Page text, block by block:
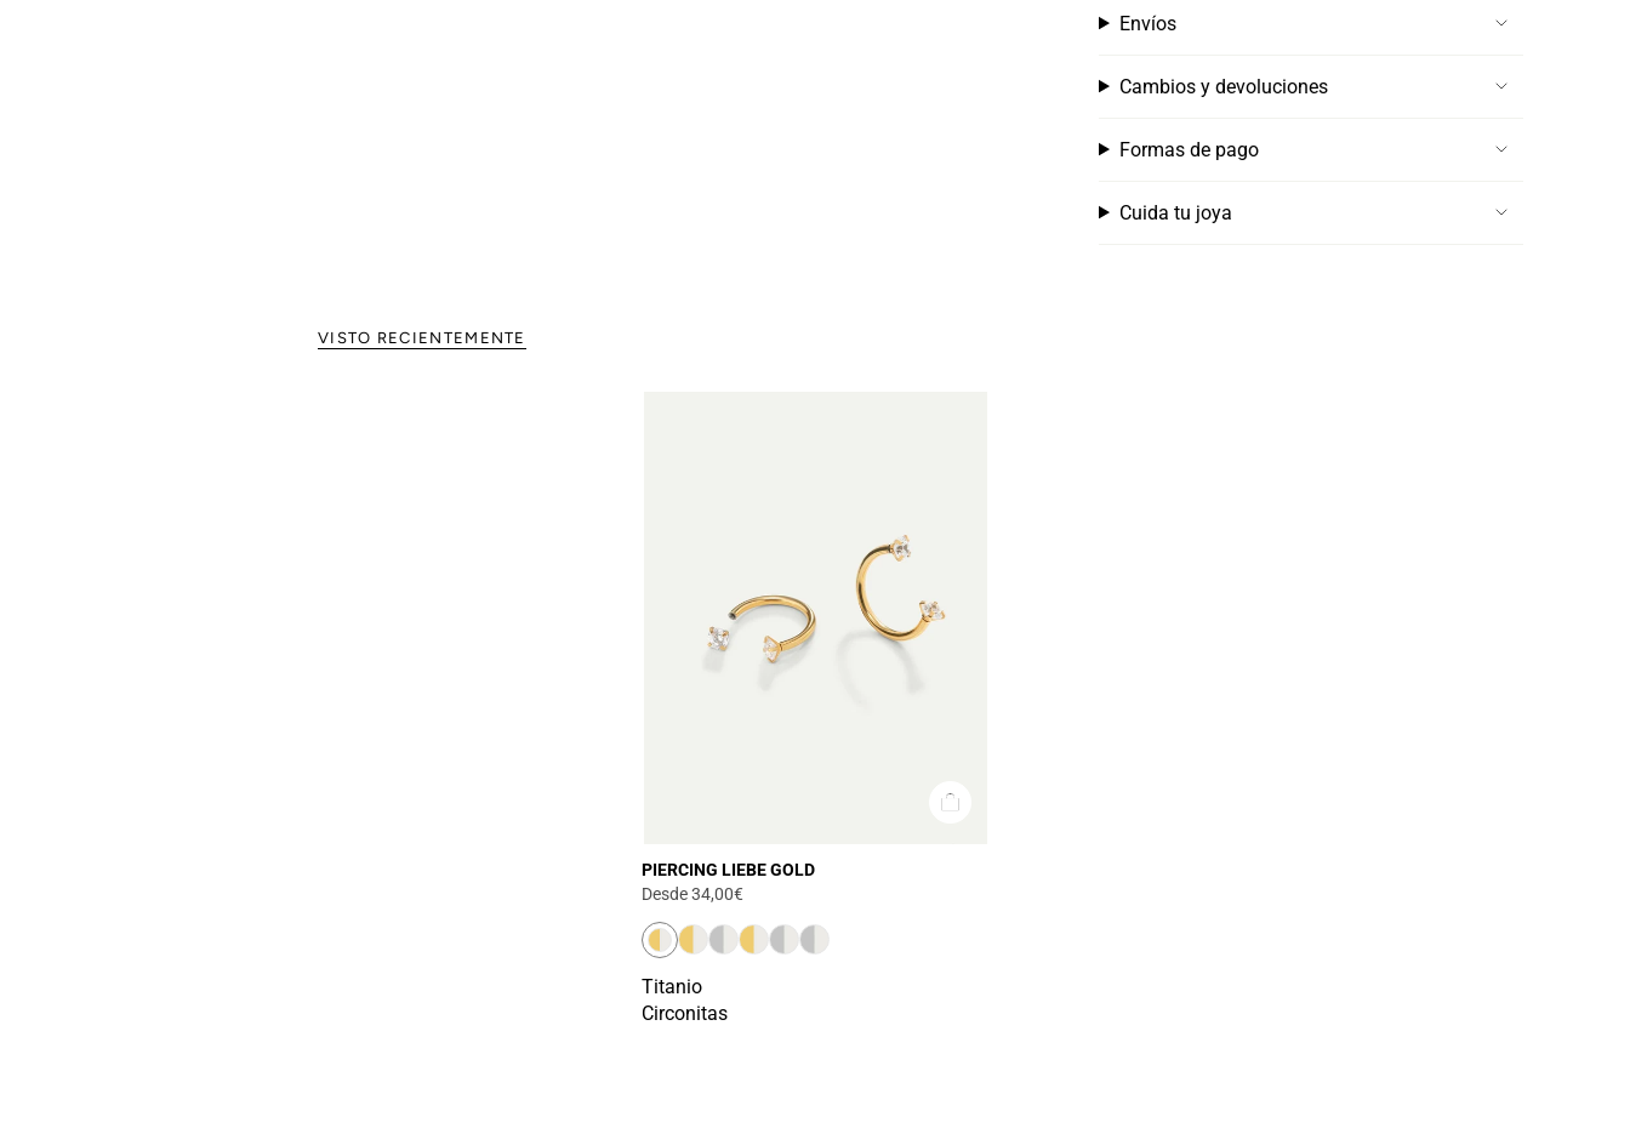
Envíos
Cambios y devoluciones
Formas de pago
Cuida tu joya
VISTO RECIENTEMENTE
PIERCING LIEBE GOLD
Desde34,00€
Titanio
Circonitas